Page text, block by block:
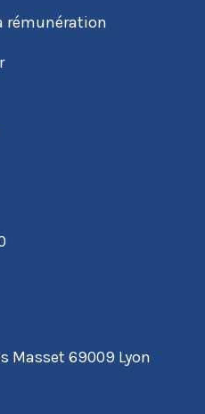
rémunération
Masset 69009 Lyon